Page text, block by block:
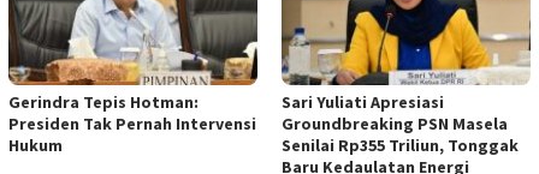
Gerindra Tepis Hotman:
Presiden Tak Pernah Intervensi
Hukum
Sari Yuliati Apresiasi
Groundbreaking PSN Masela
Senilai Rp355 Triliun, Tonggak
Baru Kedaulatan Energi